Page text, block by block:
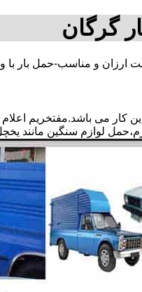
گرگان
ارزان و مناسب-حمل بار با
می باشد.مفتخریم اعلام
لوازم سنگین مانند